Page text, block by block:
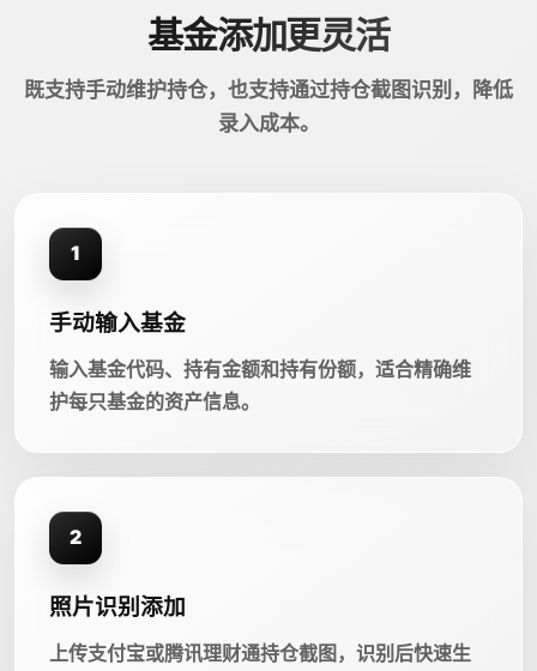
基金添加更灵活
既支持手动维护持仓，也支持通过持仓截图识别，降低
录入成本。
1
手动输入基金
输入基金代码、持有金额和持有份额，适合精确维
护每只基金的资产信息。
2
照片识别添加
上传支付宝或腾讯理财通持仓截图，识别后快速生